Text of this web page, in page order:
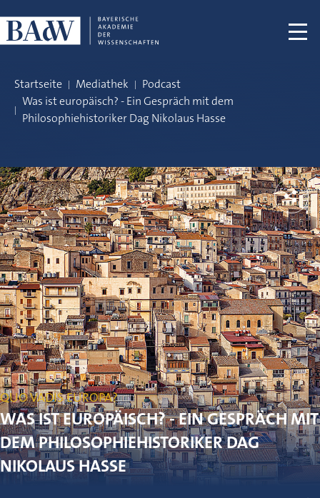
Startseite Mediathek
Podcast
Was ist europäisch? - Ein Gespräch mit dem
Philosophiehistoriker Dag Nikolaus Hasse
QUO VADIS EUROPA?
WAS IST EUROPÄISCH? - EIN GESPRÄCH MIT
DEM PHILOSOPHIEHISTORIKER DAG
NIKOLAUS HASSE